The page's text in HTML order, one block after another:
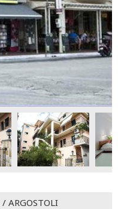
/ ARGOSTOLI